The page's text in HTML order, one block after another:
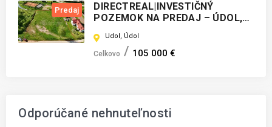
Predaj
DIRECTREAL|INVESTIČNÝ
POZEMOK NA PREDAJ – ÚDOL,
OKRES STARÁ ĽUBOVŇA
Udol, Údol
Celkovo 105 000 €
Odporúčané nehnuteľnosti